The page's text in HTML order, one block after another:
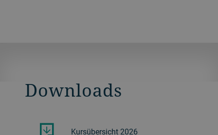
Downloads
Kursübersicht 2026